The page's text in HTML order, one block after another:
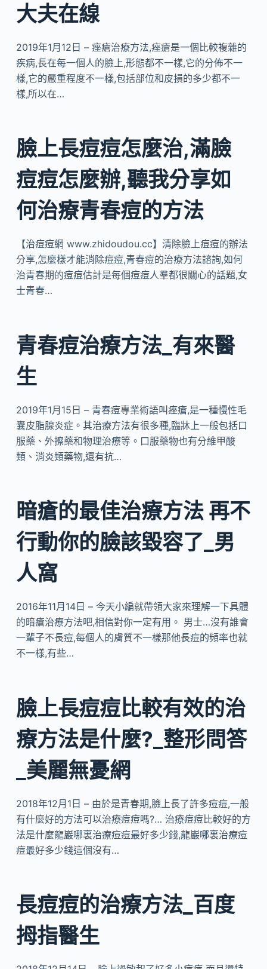
大夫在線
2019年1月12日 – 痤瘡治療方法,痤瘡是一個比較複雜的
疾病,長在每一個人的臉上,形態都不一樣,它的分佈不一
樣,它的嚴重程度不一樣,包括部位和皮損的多少都不一
樣,所以在…
臉上長痘痘怎麼治,滿臉
痘痘怎麼辦,聽我分享如
何治療青春痘的方法
【治痘痘網 www.zhidoudou.cc】清除臉上痘痘的辦法
分享,怎麼樣才能消除痘痘,青春痘的治療方法諮詢,如何
治青春期的痘痘估計是每個痘痘人羣都很關心的話題,女
士青春…
青春痘治療方法_有來醫
生
2019年1月15日 – 青春痘專業術語叫痤瘡,是一種慢性毛
囊皮脂腺炎症。其治療方法有很多種,臨牀上一般包括口
服藥、外擦藥和物理治療等。口服藥物也有分維甲酸
類、消炎類藥物,還有抗…
暗瘡的最佳治療方法 再不
行動你的臉該毀容了_男
人窩
2016年11月14日 – 今天小編就帶領大家來理解一下具體
的暗瘡治療方法吧,相信對你一定有用。 男士…沒有誰會
一輩子不長痘,每個人的膚質不一樣那他長痘的頻率也就
不一樣,有些…
臉上長痘痘比較有效的治
療方法是什麼?_整形問答
_美麗無憂網
2018年12月1日 – 由於是青春期,臉上長了許多痘痘,一般
有什麼好的方法可以治療痘痘嗎?… 治療痘痘比較好的方
法是什麼龍巖哪裏治療痘痘最好多少錢,龍巖哪裏治療痘
痘最好多少錢這個沒有…
長痘痘的治療方法_百度
拇指醫生